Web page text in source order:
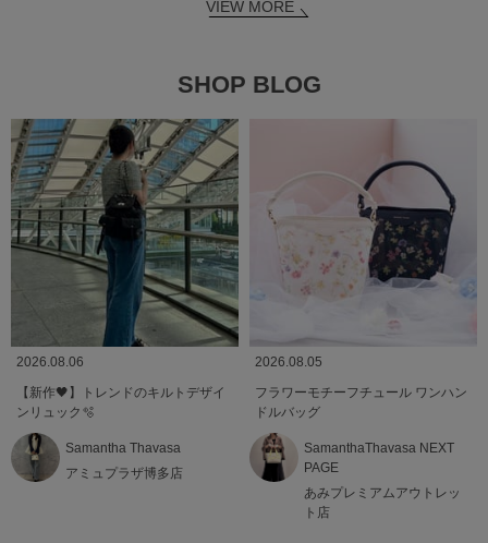
VIEW MORE
SHOP BLOG
2026.08.06
【新作🖤】トレンドのキルトデザイ
ンリュック🫧
Samantha Thavasa
アミュプラザ博多店
2026.08.05
フラワーモチーフチュール ワンハン
ドルバッグ
SamanthaThavasa NEXT
PAGE
あみプレミアムアウトレッ
ト店